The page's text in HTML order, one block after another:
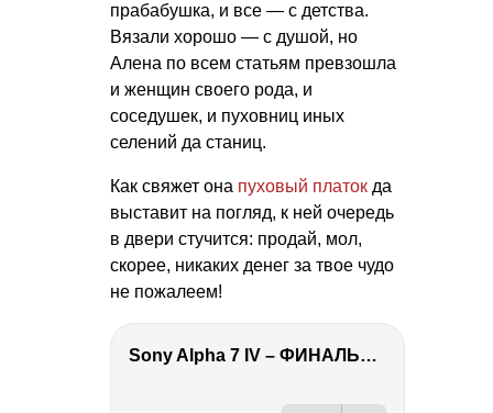
прабабушка, и все — с детства.
Вязали хорошо — с душой, но
Алена по всем статьям превзошла
и женщин своего рода, и
соседушек, и пуховниц иных
селений да станиц.
Как свяжет она пуховый платок да
выставит на погляд, к ней очередь
в двери стучится: продай, мол,
скорее, никаких денег за твое чудо
не пожалеем!
Sony Alpha 7 IV – ФИНАЛЬНЫЙ ОБЗОР